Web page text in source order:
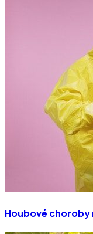
Houbové choroby